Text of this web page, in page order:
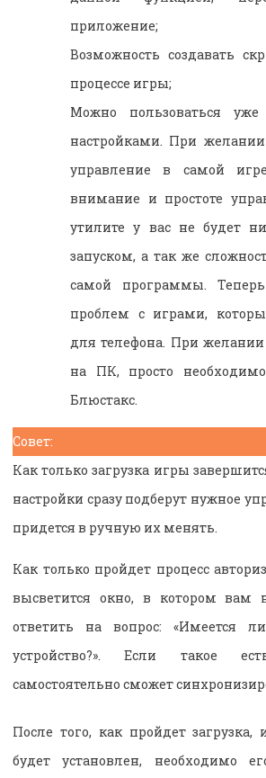
приложение;
Возможность создавать
процессе игры;
Можно пользоваться уже
настройками. При
управление в самой
внимание и простоте
утилите у вас не будет
запуском, а так же
самой программы.
проблем с играми,
для телефона. При
на ПК, просто необходимо
Блюстакс.
Совет:
Как только загрузка игры
настройки сразу подберут нужное
придется в ручную их менять.
Как только пройдет процесс
высветится окно, в котором вам
ответить на вопрос: «Имеется
устройство?». Если такое
самостоятельно сможет
После того, как пройдет
будет установлен, необходимо